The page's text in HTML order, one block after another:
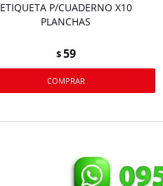
ETIQUETA P/CUADERNO X10
PLANCHAS
$59